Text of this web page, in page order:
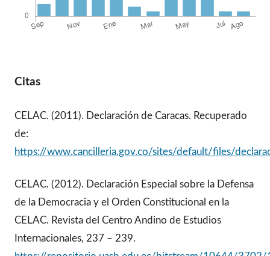
Citas
CELAC. (2011). Declaración de Caracas. Recuperado
de:
https://www.cancilleria.gov.co/sites/default/files/
CELAC. (2012). Declaración Especial sobre la Defensa
de la Democracia y el Orden Constitucional en la
CELAC. Revista del Centro Andino de Estudios
Internacionales, 237 – 239.